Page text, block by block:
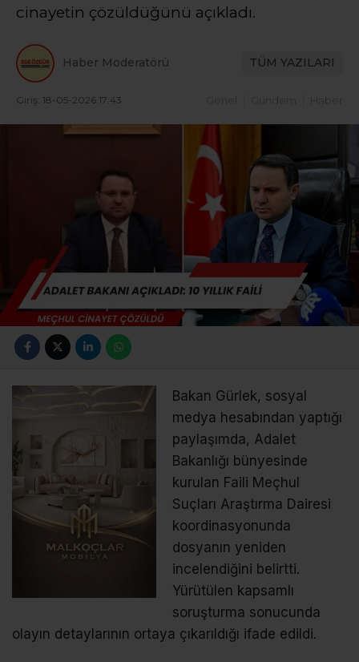
cinayetin çözüldüğünü açıkladı.
Haber Moderatörü TÜM YAZILARI
Giriş: 18-05-2026 17:43 Gündem Haber
Bakan Gürlek, sosyal
medya hesabından yaptığı
paylaşımda, Adalet
Bakanlığı bünyesinde
kurulan Faili Meçhul
Suçları Araştırma Dairesi
koordinasyonunda
dosyanın yeniden
incelendiğini belirtti.
Yürütülen kapsamlı
soruşturma sonucunda
olayın detaylarının ortaya çıkarıldığı ifade edildi.